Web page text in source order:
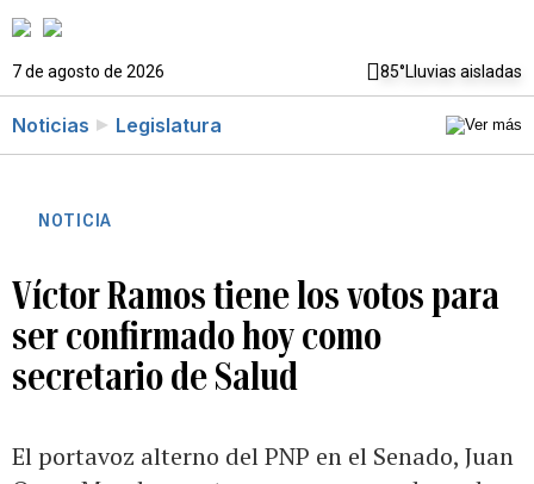
7 de agosto de 2026 85°Lluvias aisladas
Noticias Legislatura
NOTICIA
Víctor Ramos tiene los votos para
ser confirmado hoy como
secretario de Salud
El portavoz alterno del PNP en el Senado, Juan